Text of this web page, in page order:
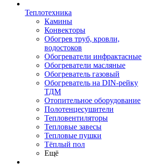
Теплотехника
Камины
Конвекторы
Обогрев труб, кровли,
водостоков
Обогреватели инфрактасные
Обогреватели масляные
Обогреватель газовый
Обогреватель на DIN-рейку
ТДМ
Отопительное оборудование
Полотенцесушители
Тепловентиляторы
Тепловые завесы
Тепловые пушки
Тёплый пол
Ещё